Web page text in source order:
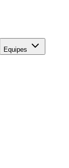
Equipes